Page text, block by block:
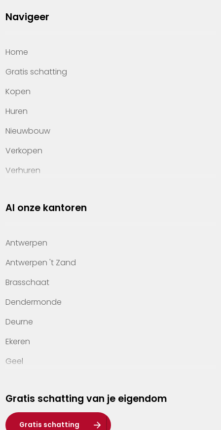
Navigeer
Home
Gratis schatting
Kopen
Huren
Nieuwbouw
Verkopen
Verhuren
Property management
Kennis van wonen
Kantoren
Veelgestelde vragen
Werken bij Heylen Vastgoed
Contact
Al onze kantoren
Antwerpen
Antwerpen 't Zand
Brasschaat
Dendermonde
Deurne
Ekeren
Geel
Hasselt
Heist-op-den-Berg
Gratis schatting van je eigendom
Gratis schatting